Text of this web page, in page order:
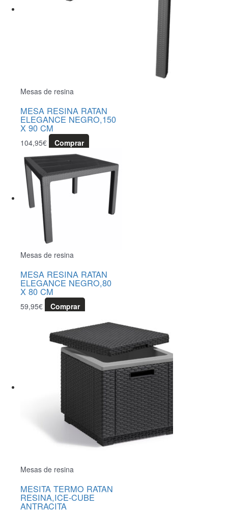
Mesas de resina
MESA RESINA RATAN
ELEGANCE NEGRO,150
X 90 CM
104,95€ Comprar
Mesas de resina
MESA RESINA RATAN
ELEGANCE NEGRO,80
X 80 CM
59,95€ Comprar
Mesas de resina
MESITA TERMO RATAN
RESINA,ICE-CUBE
ANTRACITA